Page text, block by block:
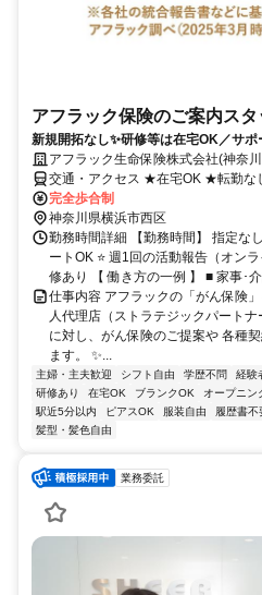
アフラック保険のご案内スタ
新規開拓なし✨研修等は在宅OK／サ
アフラック生命保険株式会社(神奈
交通・アクセス ★在宅OK ★転勤な
宿」への出社あり
完全歩合制
神奈川県横浜市西区
勤務時間詳細 【勤務時間】 指定な
ートOK ⭐ 週1回の活動報告（オン
修あり 【 働き方の一例 】 ■ 家事･介
仕事内容 アフラックの「がん保険
人代理店（ストラテジックパート
に対し、がん保険のご提案や 各種
ます。 ✨...
主婦・主夫歓迎 シフト自由 学歴不問 経験
研修あり
在宅OK ブランクOK オープニン
駅近5分以内
ピアスOK 服装自由 履歴書不
髪型・髪色自由
業務委託